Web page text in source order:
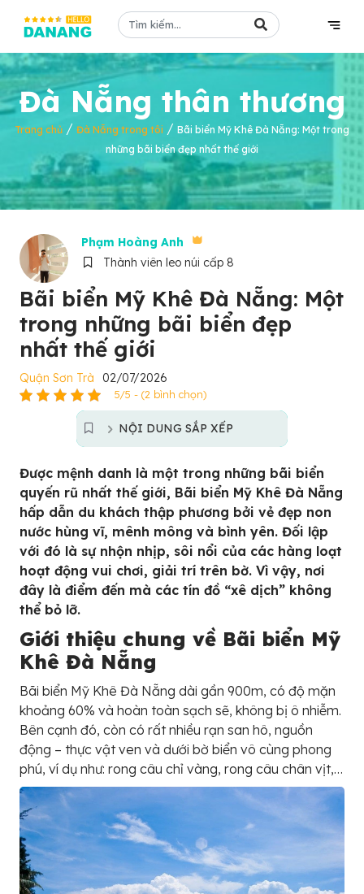
Đà Nẵng thân thương
Trang chủ / Đà Nẵng trong tôi / Bãi biển Mỹ Khê Đà Nẵng: Một trong
những bãi biển đẹp nhất thế giới
Phạm Hoàng Anh
Thành viên leo núi cấp 8
Bãi biển Mỹ Khê Đà Nẵng: Một
trong những bãi biển đẹp
nhất thế giới
Quận Sơn Trà 02/07/2026
5/5 - (2 bình chọn)
NỘI DUNG SẮP XẾP
Được mệnh danh là một trong những bãi biển
quyến rũ nhất thế giới, Bãi biển Mỹ Khê Đà Nẵng
hấp dẫn du khách thập phương bởi vẻ đẹp non
nước hùng vĩ, mênh mông và bình yên. Đối lập
với đó là sự nhộn nhịp, sôi nổi của các hàng loạt
hoạt động vui chơi, giải trí trên bờ. Vì vậy, nơi
đây là điểm đến mà các tín đồ “xê dịch” không
thể bỏ lỡ.
Giới thiệu chung về Bãi biển Mỹ
Khê Đà Nẵng
Bãi biển Mỹ Khê Đà Nẵng dài gần 900m, có độ mặn
khoảng 60% và hoàn toàn sạch sẽ, không bị ô nhiễm.
Bên cạnh đó, còn có rất nhiều rạn san hô, nguồn
động – thực vật ven và dưới bờ biển vô cùng phong
phú, ví dụ như: rong câu chỉ vàng, rong câu chân vịt,…